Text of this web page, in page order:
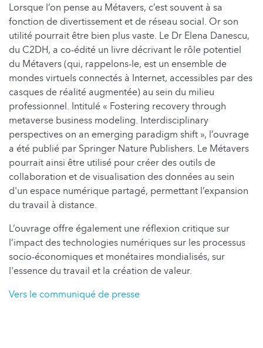
Lorsque l’on pense au Métavers, c’est souvent à sa
fonction de divertissement et de réseau social. Or son
utilité pourrait être bien plus vaste. Le Dr Elena Danescu,
du C2DH, a co-édité un livre décrivant le rôle potentiel
du Métavers (qui, rappelons-le, est un ensemble de
mondes virtuels connectés à Internet, accessibles par des
casques de réalité augmentée) au sein du milieu
professionnel. Intitulé « Fostering recovery through
metaverse business modeling. Interdisciplinary
perspectives on an emerging paradigm shift », l’ouvrage
a été publié par Springer Nature Publishers. Le Métavers
pourrait ainsi être utilisé pour créer des outils de
collaboration et de visualisation des données au sein
d'un espace numérique partagé, permettant l’expansion
du travail à distance.
L’ouvrage offre également une réflexion critique sur
l‘impact des technologies numériques sur les processus
socio-économiques et monétaires mondialisés, sur
l'essence du travail et la création de valeur.
Vers le communiqué de presse